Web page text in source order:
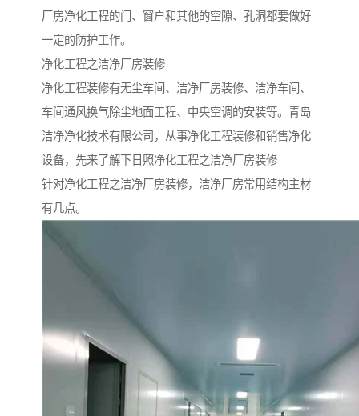
厂房净化工程的门、窗户和其他的空隙、孔洞都要做好
一定的防护工作。
净化工程之洁净厂房装修
净化工程装修有无尘车间、洁净厂房装修、洁净车间、
车间通风换气除尘地面工程、中央空调的安装等。青岛
洁净净化技术有限公司，从事净化工程装修和销售净化
设备，先来了解下日照净化工程之洁净厂房装修
针对净化工程之洁净厂房装修，洁净厂房常用结构主材
有几点。